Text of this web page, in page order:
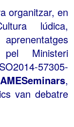
organitzar, en
lúdica,
pel Ministeri
57305-
,
van debatre